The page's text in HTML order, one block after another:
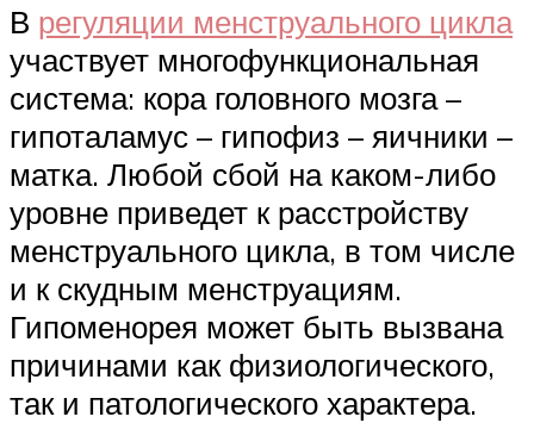
В регуляции менструального цикла
участвует многофункциональная
система: кора головного мозга –
гипоталамус – гипофиз – яичники –
матка. Любой сбой на каком-либо
уровне приведет к расстройству
менструального цикла, в том числе
и к скудным менструациям.
Гипоменорея может быть вызвана
причинами как физиологического,
так и патологического характера.